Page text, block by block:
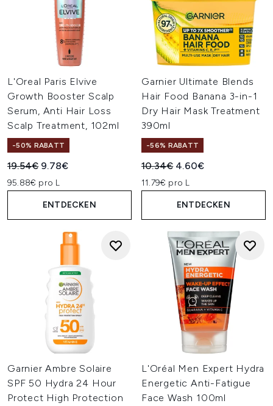
L'Oreal Paris Elvive
Growth Booster Scalp
Serum, Anti Hair Loss
Scalp Treatment, 102ml
-50% RABATT
Unverbindliche Preisempfehlung:
19.54€ Aktueller Preis:
9.78€
95.88€ pro L
ENTDECKEN
Garnier Ultimate Blends
Hair Food Banana 3-in-1
Dry Hair Mask Treatment
390ml
-56% RABATT
Unverbindliche
10.34€ Aktueller Preis:
4.60€
11.79€ pro L
ENTDECKEN
Garnier Ambre Solaire
SPF 50 Hydra 24 Hour
Protect High Protection
L'Oréal Men Expert Hydra
Energetic Anti-Fatigue
Face Wash 100ml